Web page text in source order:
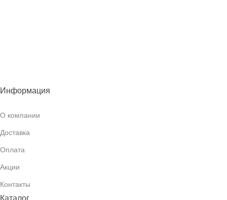
Информация
О компании
Доставка
Оплата
Акции
Контакты
Каталог